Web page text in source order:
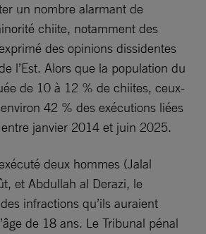
un nombre alarmant de
chiite, notamment des
des opinions dissidentes
l’Est. Alors que la population du
de 10 à 12 % de chiites, ceux-
42 % des exécutions liées
janvier 2014 et juin 2025.
deux hommes (Jalal
et Abdullah al Derazi, le
infractions qu’ils auraient
de 18 ans. Le Tribunal pénal